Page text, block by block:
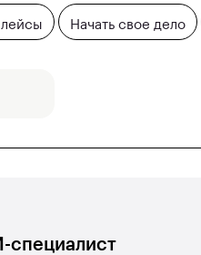
Начать свое дело
специалист